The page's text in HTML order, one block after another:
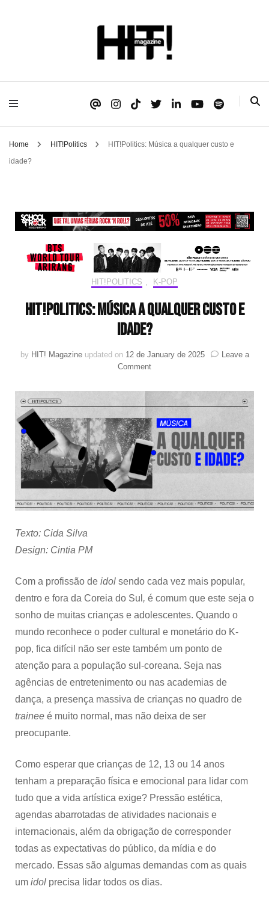
HIT!Magazine
Home HIT!Politics
HIT!Politics: Música a qualquer custo e
idade?
HIT!POLITICS K-POP
HIT!Politics: Música a qualquer custo e
idade?
by HIT! Magazine updated on 12 de January de 2025
Leave a
Commenton
Música
custo
e
idade?
Texto: Cida Silva
Design: Cintia PM
Com a profissão de idol sendo cada vez mais popular,
dentro e fora da Coreia do Sul , é comum que este seja o
sonho de muitas crianças e adolescentes. Quando o
mundo reconhece o poder cultural e monetário do K-
pop, fica difícil não ser este também um ponto de
atenção para a população sul-coreana. Seja nas
agências de entretenimento ou nas academias de
dança, a presença massiva de crianças no quadro de
trainee é muito normal, mas não deixa de ser
preocupante.
Como esperar que crianças de 12, 13 ou 14 anos
tenham a preparação física e emocional para lidar com
tudo que a vida artística exige? Pressão estética,
agendas abarrotadas de atividades nacionais e
internacionais, além da obrigação de corresponder
todas as expectativas do público, da mídia e do
mercado. Essas são algumas demandas com as quais
um idol precisa lidar todos os dias.